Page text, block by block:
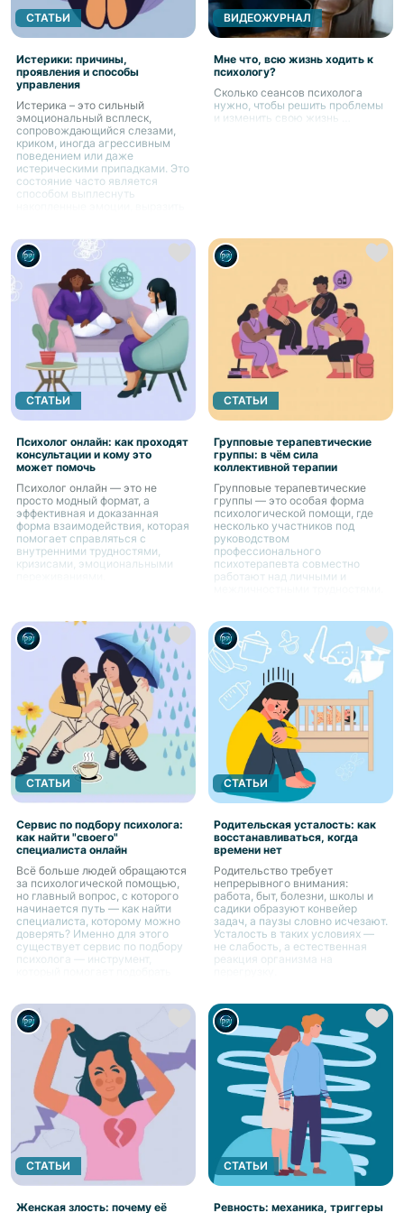
СТАТЬИ
Истерики: причины,
проявления и способы
управления
Истерика – это сильный
эмоциональный всплеск,
сопровождающийся слезами,
криком, иногда агрессивным
поведением или даже
истерическими припадками. Это
состояние часто является
способом выплеснуть
ВИДЕОЖУРНАЛ
Мне что, всю жизнь ходить к
психологу?
Сколько сеансов психолога
нужно, чтобы решить проблемы
и изменить свою жизнь …
СТАТЬИ
Психолог онлайн: как проходят
консультации и кому это
может помочь
Психолог онлайн — это не
просто модный формат, а
эффективная и доказанная
форма взаимодействия, которая
помогает справляться с
внутренними трудностями,
кризисами, эмоциональными
СТАТЬИ
Групповые терапевтические
группы: в чём сила
коллективной терапии
Групповые терапевтические
группы — это особая форма
психологической помощи, где
несколько участников под
руководством
профессионального
психотерапевта совместно
работают над личными и
СТАТЬИ
Сервис по подбору психолога:
как найти "своего"
специалиста онлайн
Всё больше людей обращаются
за психологической помощью,
но главный вопрос, с которого
начинается путь — как найти
специалиста, которому можно
доверять? Именно для этого
существует сервис по подбору
психолога — инструмент,
СТАТЬИ
Родительская усталость: как
восстанавливаться, когда
времени нет
Родительство требует
непрерывного внимания:
работа, быт, болезни, школы и
садики образуют конвейер
задач, а паузы словно исчезают.
Усталость в таких условиях —
не слабость, а естественная
реакция организма на
СТАТЬИ
Женская злость: почему её
СТАТЬИ
Ревность: механика, триггеры